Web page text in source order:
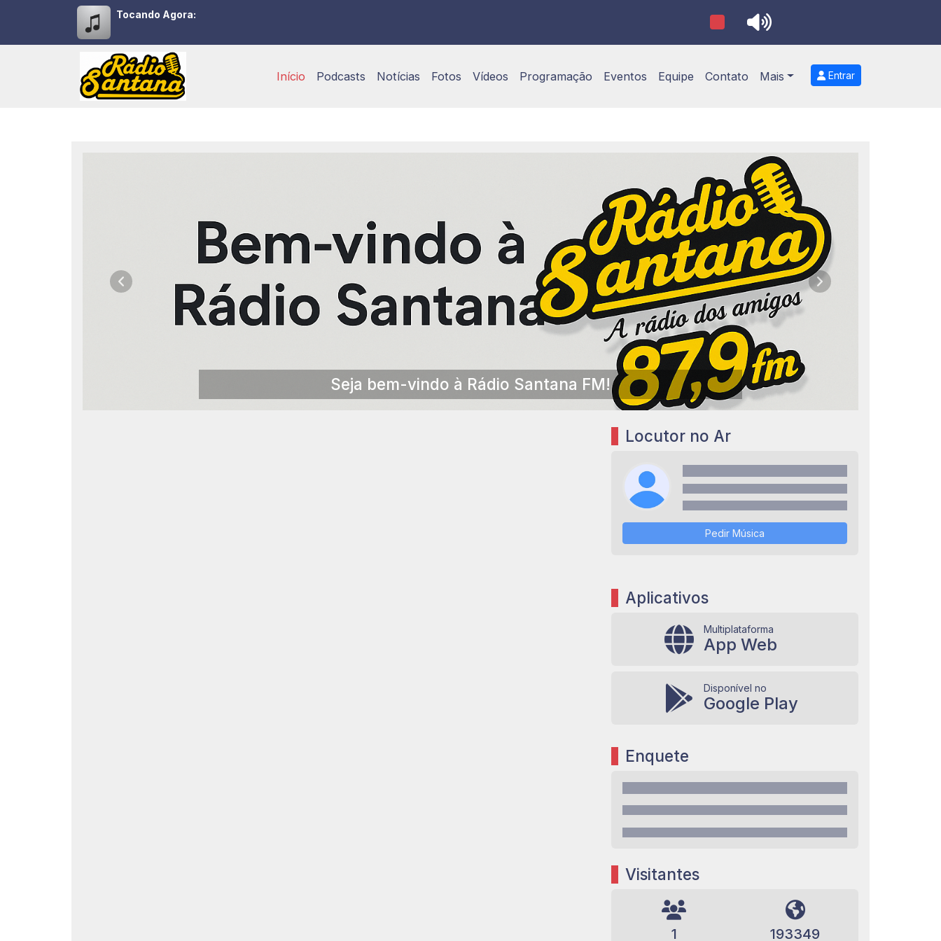
Tocando Agora:
Início Podcasts Notícias Fotos Vídeos Programação Eventos Equipe Contato Mais Entrar
Seja bem-vindo à Rádio Santana FM!
Anterior Próximo
Locutor no Ar
Pedir Música
Aplicativos
Multiplataforma
App Web
Disponível no
Google Play
Enquete
Visitantes
1 193349